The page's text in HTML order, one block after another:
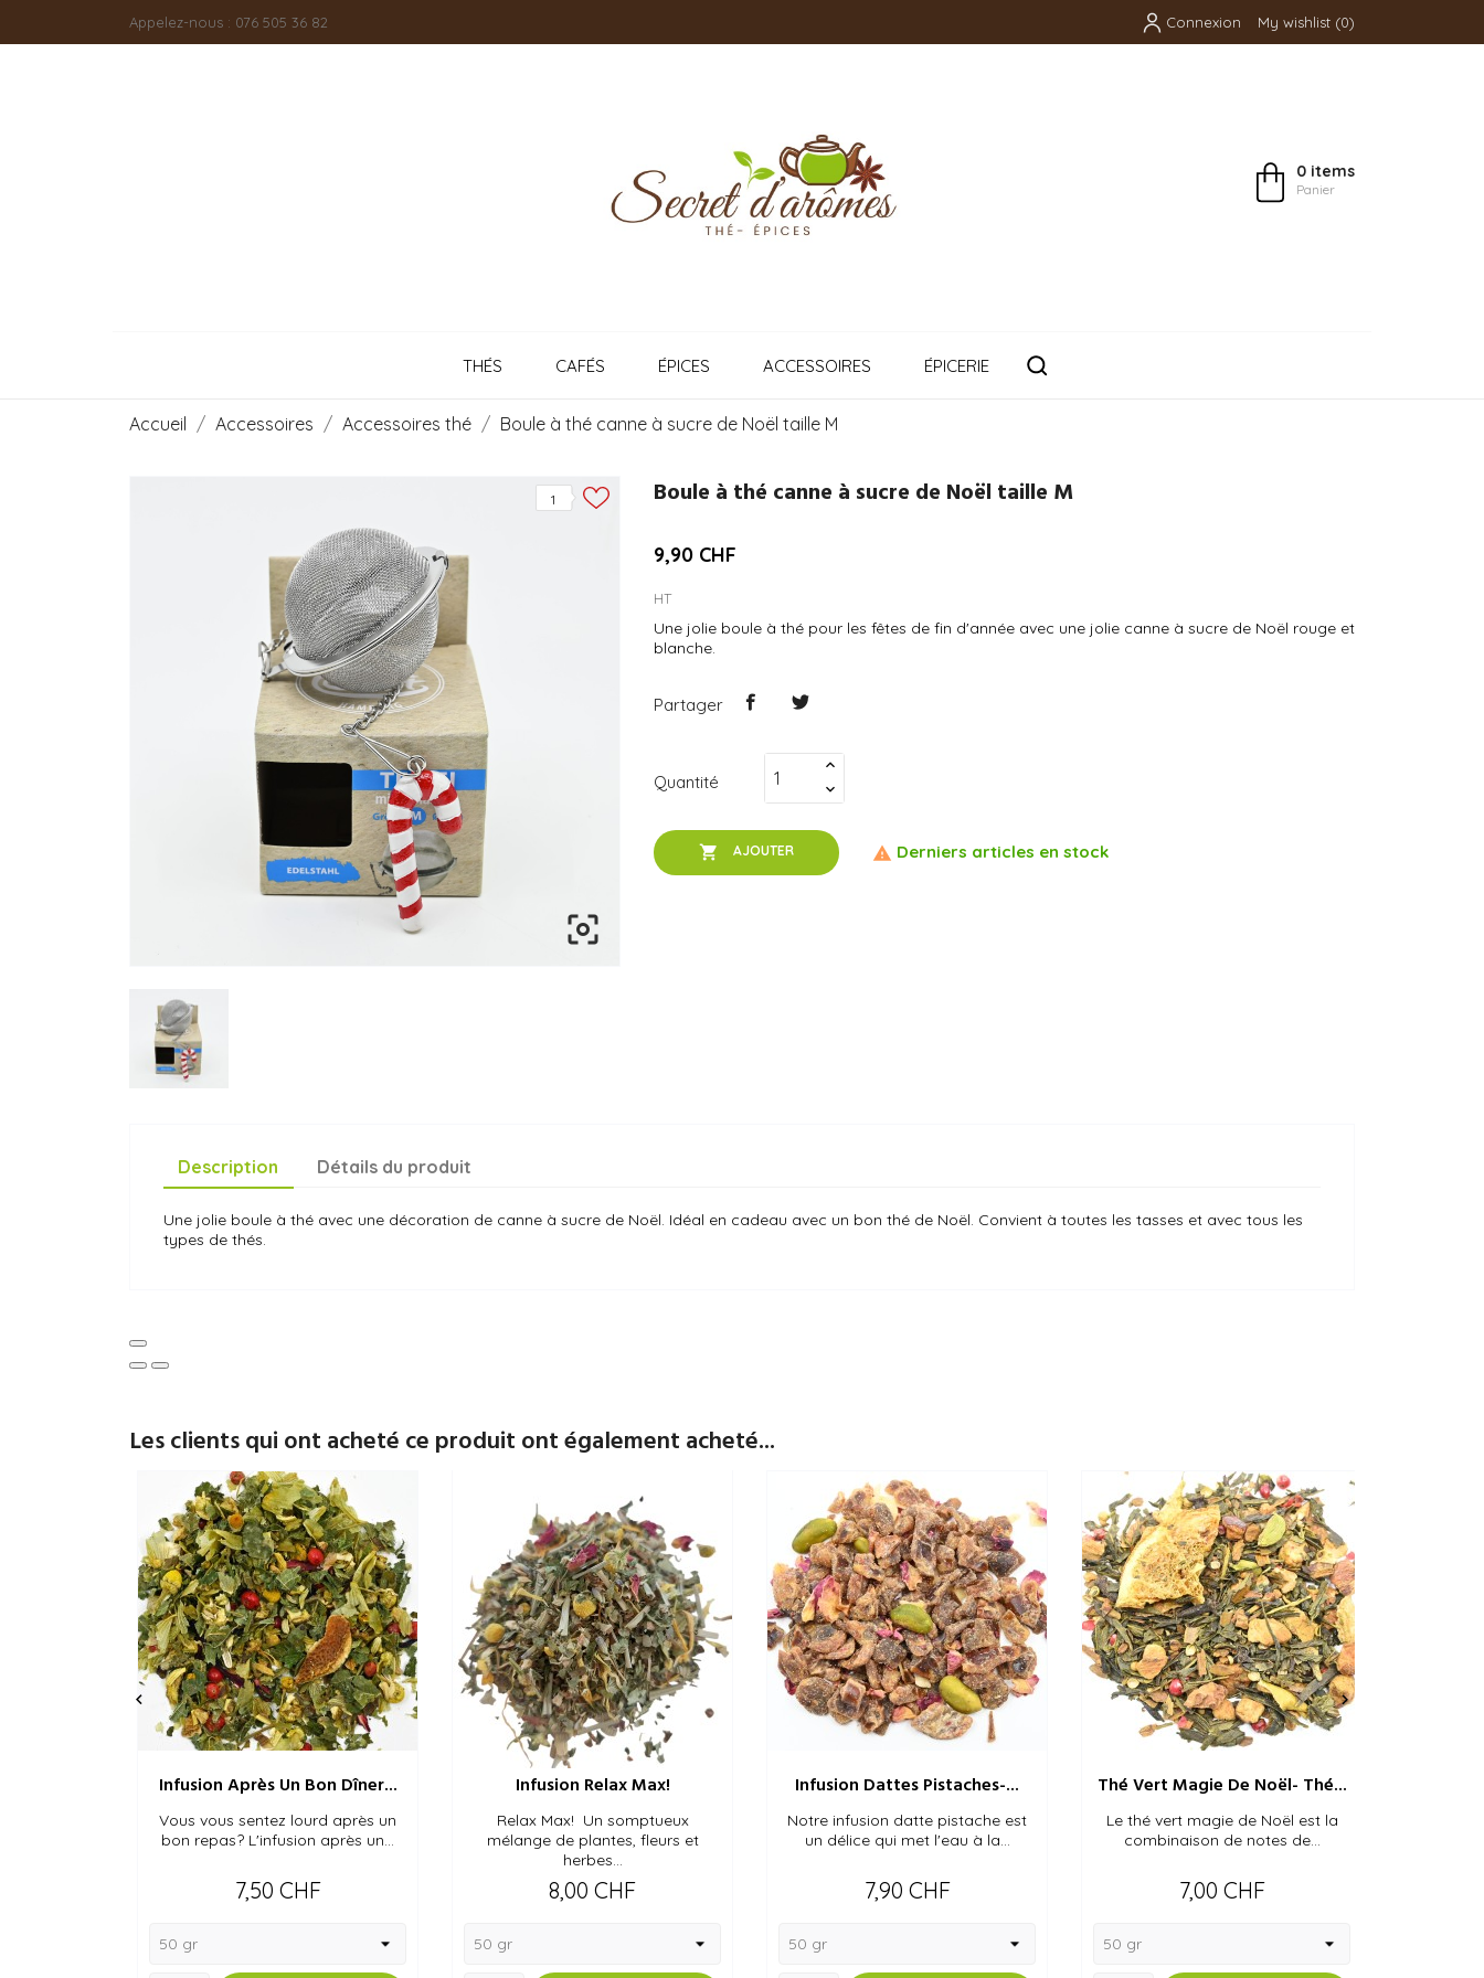
Appelez-nous : 076 505 36 82 Connexion My wishlist (0)
0 items
Panier
THÉS CAFÉS ÉPICES ACCESSOIRES ÉPICERIE
Accueil Accessoires Accessoires thé Boule à thé canne à sucre de Noël taille M

1 Boule à thé canne à sucre de Noël taille M
9,90 CHF
HT
Une jolie boule à thé pour les fêtes de fin d'année avec une jolie canne à sucre de Noël rouge et
blanche.
Partager
Quantité
 AJOUTER  Derniers articles en stock
Description Détails du produit
Une jolie boule à thé avec une décoration de canne à sucre de Noël. Idéal en cadeau avec un bon thé de Noël. Convient à toutes les tasses et avec tous les
types de thés.
Les clients qui ont acheté ce produit ont également acheté...
Infusion Après Un Bon Dîner...
Vous vous sentez lourd après un
bon repas? L'infusion après un...
Prix
7,50 CHF
Infusion Relax Max!
Relax Max! Un somptueux
mélange de plantes, fleurs et
herbes...
Prix
8,00 CHF
Infusion Dattes Pistaches-...
Notre infusion datte pistache est
un délice qui met l'eau à la...
Prix
7,90 CHF
Thé Vert Magie De Noël- Thé...
Le thé vert magie de Noël est la
combinaison de notes de...
Prix
7,00 CHF
 